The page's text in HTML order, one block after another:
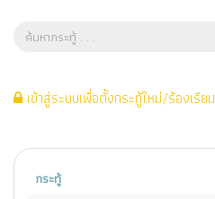
เข้าสู่ระบบเพื่อตั้งกระทู้ใหม่/ร้องเรียน
กระทู้